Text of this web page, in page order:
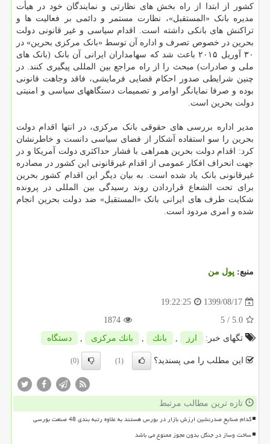
کشور از ابتدا از راه بخش های نظارتی و نمایندگان خود در هیأت
مدیره بانک «المستقبل»، نظارت مستمر و دائمی بر فعالیت ها و
تراکنش های بانکی داشته است. اقدام سیاسی و غیر قانونی دولت
بحرین در خصوص تصرف و اداره آن توسط «بانک مرکزی بحرین» در
۳۰ آوریل ۲۰۱۵ باعث شد که سهامداران ایرانی آن بانک (بانک های
ملی و صادرات) مبحث را از راه مراجع بین المللی پیگیری کنند. در
چنین شرایطی صدور احکام قضایی فرمایشی، فاقد وجاهت قانونی
بوده و صرفا نمایانگر اوامر و تصمیمات دستگاههای سیاسی و امنیتی
دولت بحرین است.
مدیر اداره بررسی های حقوقی بانک مرکزی، در انتها اقدام دولت
بحرین را سو استفاده آشکار از فضای سیاسی دانست و خاطرنشان
کرد: اقدام دولت بحرین همراهی با فشار حداکثری دولت آمریکا و در
جهت انحراف افکار عمومی از اقدام غیرقانونی این کشور در مصادره
غیرقانونی بانک یاد شده است. به بیان دیگر این اقدام کشور بحرین
برای تحت الشعاع قراردادن روند رسیدگی بین المللی در پرونده
شکایت طرف های ایرانی بانک «المستقبل» ضد دولت بحرین انجام
شده و امری مردود است.
منبع: پول من
1399/08/17
19:22:25
5.0
/ 5
1874
تگهای خبر:
ارز , بانك , بانك مركزی , دستگاه
این مطلب را می پسندید؟ (1)
(0)
تازه ترین مطالب مرتبط
کدام صنایع صدرنشین ارزش بازار در بورس هستند به علاوه رتبه بندی 48 صنعت بورسی
ساخت وساز در جنگل بدون مجوز ممنوع می باشد